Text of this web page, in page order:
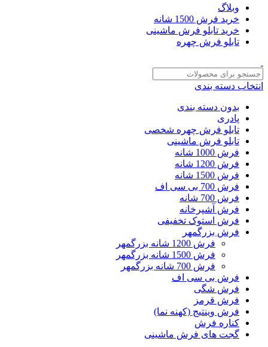
وبلاگ
خرید فرش 1500 شانه
خرید تابلو فرش ماشینی
تابلو فرش چهره
انتخاب دسته بندی
بدون دسته بندی
پادری
تابلو فرش چهره شخصی
تابلو فرش ماشینی
فرش 1000 شانه
فرش 1200 شانه
فرش 1500 شانه
فرش 700 بی سی اف
فرش 700 شانه
فرش آشپرخانه
فرش استوک تخفیفی
فرش بزرگمهر
فرش 1200 شانه بزرگمهر
فرش 1500 شانه بزرگمهر
فرش 700 شانه بزرگمهر
فرش بی سی اف
فرش شگی
فرش قرمز
فرش وینتیج (کهنه نما)
کناره فرش
گجت های فرش ماشینی